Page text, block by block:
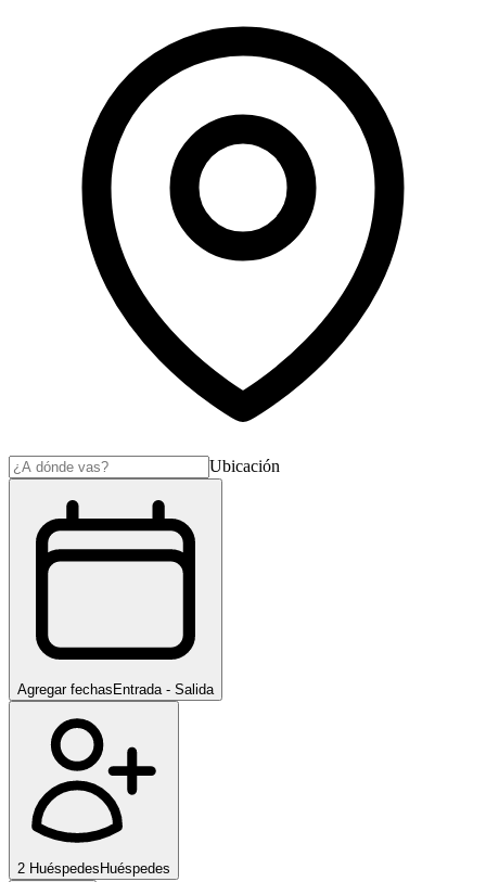
Ubicación
Agregar fechas Entrada - Salida
2 Huéspedes Huéspedes